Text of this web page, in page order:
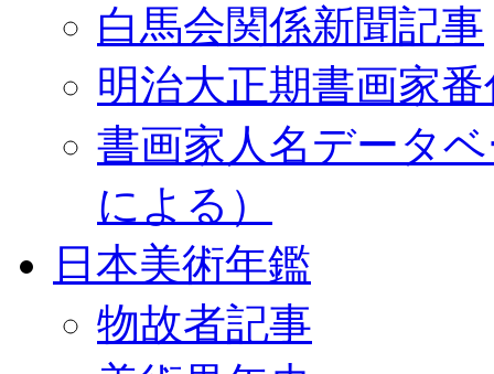
白馬会関係新聞記事
明治大正期書画家
書画家人名データ
による）
日本美術年鑑
物故者記事